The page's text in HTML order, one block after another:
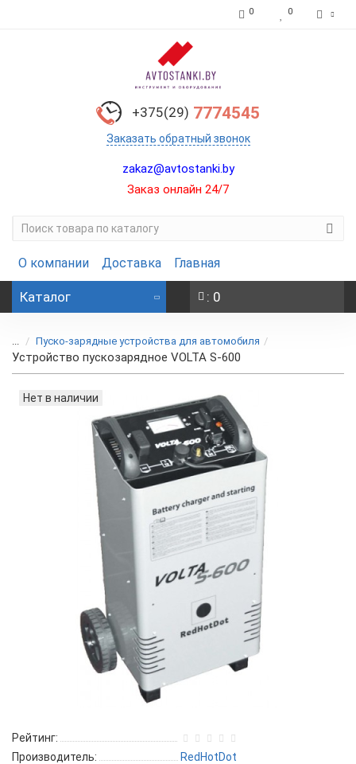
0 0
+375(29) 7774545
Заказать обратный звонок
zakaz@avtostanki.by
Заказ онлайн 24/7
О компании Доставка Главная
Каталог : 0
... Пуско-зарядные устройства для автомобиля
Устройство пускозарядное VOLTA S-600
Нет в наличии
Рейтинг:
Производитель:
RedHotDot